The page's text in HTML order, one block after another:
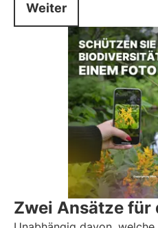
Weiter
Zwei Ansätze für